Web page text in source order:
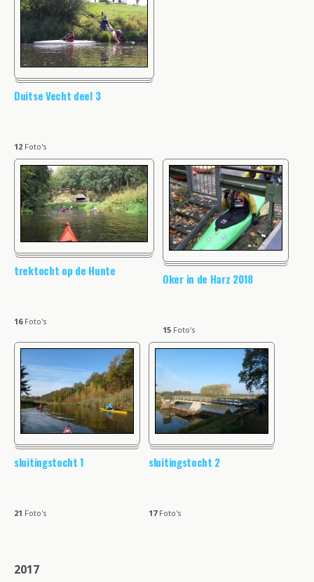
Duitse Vecht deel 3
12 Foto's
trektocht op de Hunte
16Foto's
Oker in de Harz 2018
15 Foto's
sluitingstocht 1
21 Foto's
sluitingstocht 2
17Foto's
2017